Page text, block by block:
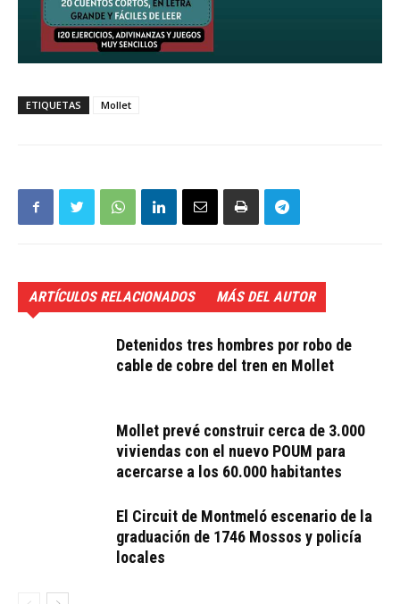
ETIQUETAS Mollet
ARTÍCULOS RELACIONADOS MÁS DEL AUTOR
Detenidos tres hombres por robo de
cable de cobre del tren en Mollet
Mollet prevé construir cerca de 3.000
viviendas con el nuevo POUM para
acercarse a los 60.000 habitantes
El Circuit de Montmeló escenario de la
graduación de 1746 Mossos y policía
locales